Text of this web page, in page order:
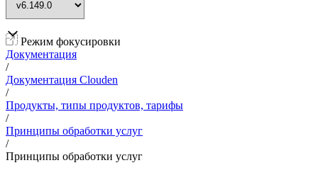
Режим фокусировки
Документация
/
Документация Clouden
/
Продукты, типы продуктов, тарифы
/
Принципы обработки услуг
/
Принципы обработки услуг